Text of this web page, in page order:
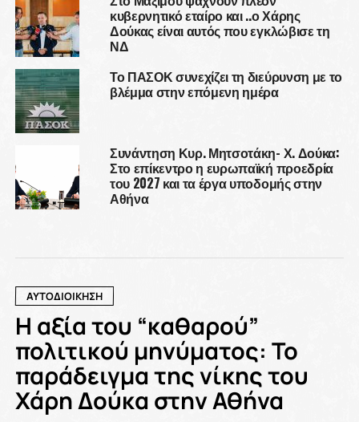
κυβερνητικό εταίρο και ..ο Χάρης
Δούκας είναι αυτός που εγκλώβισε τη
ΝΔ
Το ΠΑΣΟΚ συνεχίζει τη διεύρυνση με το
βλέμμα στην επόμενη ημέρα
Συνάντηση Κυρ. Μητσοτάκη- Χ. Δούκα:
Στο επίκεντρο η ευρωπαϊκή προεδρία
του 2027 και τα έργα υποδομής στην
Αθήνα
ΑΥΤΟΔΙΟΙΚΗΣΗ
Η αξία του “καθαρού”
πολιτικού μηνύματος: Το
παράδειγμα της νίκης του
Χάρη Δούκα στην Αθήνα